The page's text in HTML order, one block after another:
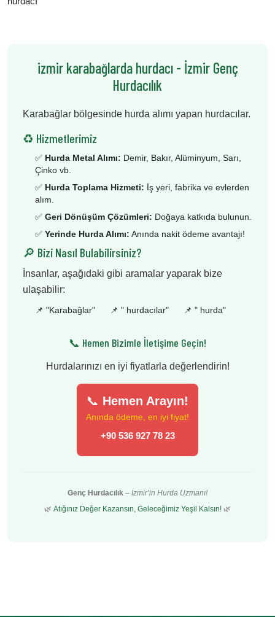
izmir karabağlarda hurdacı - İzmir Genç
Hurdacılık
Karabağlar bölgesinde hurda alımı yapan hurdacılar.
♻️ Hizmetlerimiz
✅ Hurda Metal Alımı: Demir, Bakır, Alüminyum, Sarı,
Çinko vb.
✅ Hurda Toplama Hizmeti: İş yeri, fabrika ve evlerden
alım.
✅ Geri Dönüşüm Çözümleri: Doğaya katkıda bulunun.
✅ Yerinde Hurda Alımı: Anında nakit ödeme avantajı!
🔎 Bizi Nasıl Bulabilirsiniz?
İnsanlar, aşağıdaki gibi aramalar yaparak bize
ulaşabilir:
📌 "Karabağlar" 📌 " hurdacılar" 📌 " hurda"
📞 Hemen Bizimle İletişime Geçin!
Hurdalarınızı en iyi fiyatlarla değerlendirin!
📞 Hemen Arayın!
Anında ödeme, en iyi fiyat!
+90 536 927 78 23
Genç Hurdacılık – İzmir’in Hurda Uzmanı!
🌿 Atığınız Değer Kazansın, Geleceğimiz Yeşil Kalsın! 🌿